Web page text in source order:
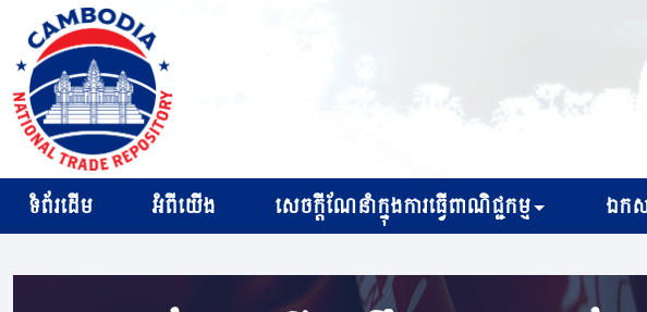
ទំព័រដើម អំពីយើង សេចក្ដីណែនាំក្នុងការធ្វើពាណិជ្ជកម្ម ឯកស